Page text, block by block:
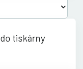
do tiskárny